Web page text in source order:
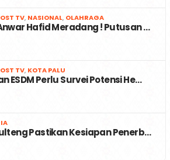
TV, NASIONAL, OLAHRAGA
Hafid Meradang ! Putusan …
TV, KOTA PALU
ESDM Perlu Survei Potensi He…
Pastikan Kesiapan Penerb…